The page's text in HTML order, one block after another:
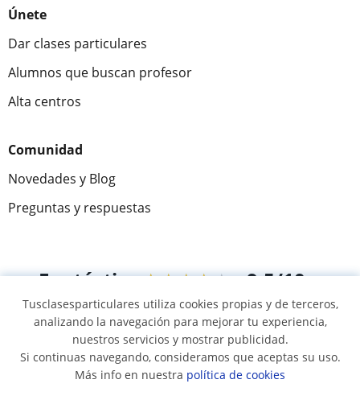
Únete
Dar clases particulares
Alumnos que buscan profesor
Alta centros
Comunidad
Novedades y Blog
Preguntas y respuestas
Fantástica★★★★★ 9,5/10
305883 opiniones de alumnos
© 2007 - 2026 Tus clases particulares
Tusclasesparticulares utiliza cookies propias y de terceros,
analizando la navegación para mejorar tu experiencia,
nuestros servicios y mostrar publicidad.
Si continuas navegando, consideramos que aceptas su uso.
Más info en nuestra política de cookies